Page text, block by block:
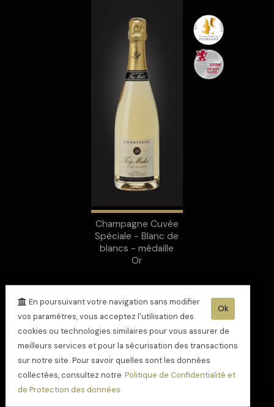
Champagne Cuvée
Spéciale - Blanc de
blancs - médaille
Or
Ok
En poursuivant votre navigation sans modifier
vos paramètres, vous acceptez l'utilisation des
cookies ou technologies similaires pour vous assurer de
meilleurs services et pour la sécurisation des transactions
sur notre site. Pour savoir quelles sont les données
collectées, consultez notre Politique de Confidentialité et
de Protection des données